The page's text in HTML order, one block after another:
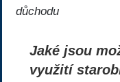
Jaké jsou
využití